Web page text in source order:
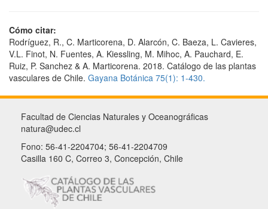
Cómo citar:
Rodríguez, R., C. Marticorena, D. Alarcón, C. Baeza, L. Cavieres,
V.L. Finot, N. Fuentes, A. Kiessling, M. Mihoc, A. Pauchard, E.
Ruiz, P. Sanchez & A. Marticorena. 2018. Catálogo de las plantas
vasculares de Chile. Gayana Botánica 75(1): 1-430.
Facultad de Ciencias Naturales y Oceanográficas
natura@udec.cl
Fono: 56-41-2204704; 56-41-2204709
Casilla 160 C, Correo 3, Concepción, Chile